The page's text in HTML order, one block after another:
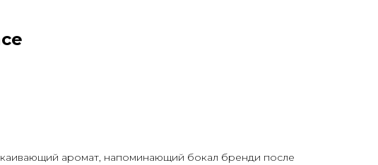
аромат, напоминающий бокал бренди после